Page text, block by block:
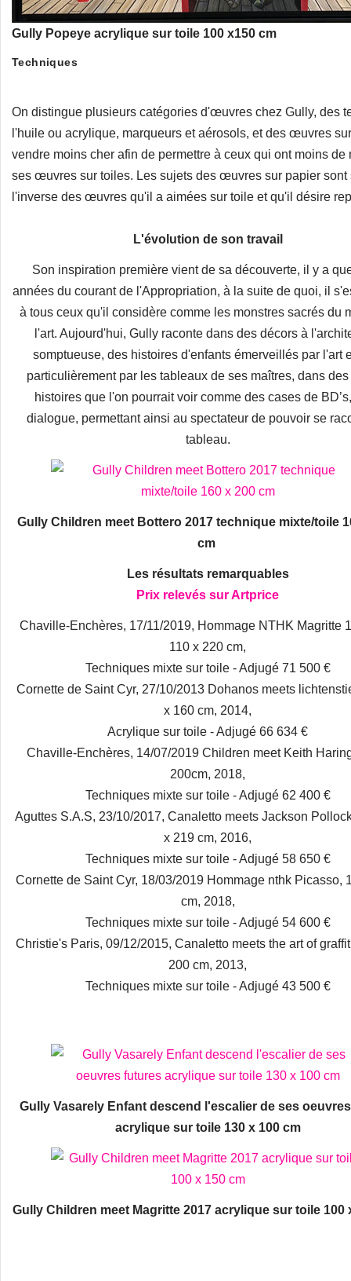
Gully Popeye acrylique sur toile 100 x150 cm
Techniques
On distingue plusieurs catégories d'œuvres chez Gully, des
l'huile ou acrylique, marqueurs et aérosols, et des œuvres
vendre moins cher afin de permettre à ceux qui ont moins
ses œuvres sur toiles. Les sujets des œuvres sur papier
l'inverse des œuvres qu'il a aimées sur toile et qu'il désire
L'évolution de son travail
Son inspiration première vient de sa découverte, il y a
années du courant de l'Appropriation, à la suite de quoi, il
à tous ceux qu'il considère comme les monstres sacrés du
l'art. Aujourd'hui, Gully raconte dans des décors à
somptueuse, des histoires d'enfants émerveillés par l'art
particulièrement par les tableaux de ses maîtres, dans
histoires que l'on pourrait voir comme des cases de
dialogue, permettant ainsi au spectateur de pouvoir se
tableau.
Gully Children meet Bottero 2017 technique mixte/toile
cm
Les résultats remarquables
Prix relevés sur Artprice
Chaville-Enchères, 17/11/2019, Hommage NTHK Magritte
110 x 220 cm,
Techniques mixte sur toile - Adjugé 71 500 €
Cornette de Saint Cyr, 27/10/2013 Dohanos meets
x 160 cm, 2014,
Acrylique sur toile - Adjugé 66 634 €
Chaville-Enchères, 14/07/2019 Children meet Keith
200cm, 2018,
Techniques mixte sur toile - Adjugé 62 400 €
Aguttes S.A.S, 23/10/2017, Canaletto meets Jackson
x 219 cm, 2016,
Techniques mixte sur toile - Adjugé 58 650 €
Cornette de Saint Cyr, 18/03/2019 Hommage nthk Picasso,
cm, 2018,
Techniques mixte sur toile - Adjugé 54 600 €
Christie's Paris, 09/12/2015, Canaletto meets the art of
200 cm, 2013,
Techniques mixte sur toile - Adjugé 43 500 €
Gully Vasarely Enfant descend l'escalier de ses
acrylique sur toile 130 x 100 cm
Gully Children meet Magritte 2017 acrylique sur toile 100